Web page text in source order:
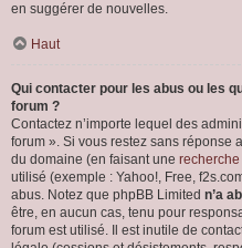
en suggérer de nouvelles.
Haut
Qui contacter pour les abus ou les
forum ?
Contactez n’importe lequel des
forum ». Si vous restez sans réponse
du domaine (en faisant une
utilisé (exemple : Yahoo!, Free,
abus. Notez que phpBB Limited n’a
être, en aucun cas, tenu pour
forum est utilisé. Il est inutile de